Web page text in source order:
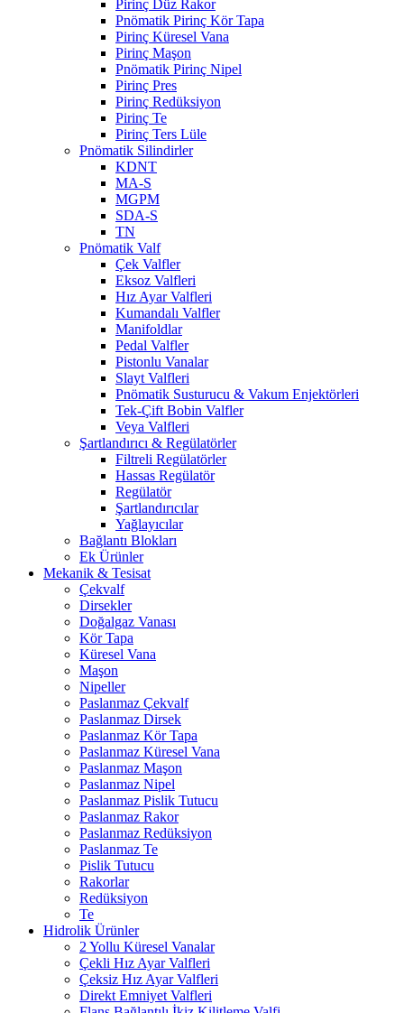
Pirinç Düz Rakor
Pnömatik Pirinç Kör Tapa
Pirinç Küresel Vana
Pirinç Maşon
Pnömatik Pirinç Nipel
Pirinç Pres
Pirinç Redüksiyon
Pirinç Te
Pirinç Ters Lüle
Pnömatik Silindirler
KDNT
MA-S
MGPM
SDA-S
TN
Pnömatik Valf
Çek Valfler
Eksoz Valfleri
Hız Ayar Valfleri
Kumandalı Valfler
Manifoldlar
Pedal Valfler
Pistonlu Vanalar
Slayt Valfleri
Pnömatik Susturucu & Vakum Enjektörleri
Tek-Çift Bobin Valfler
Veya Valfleri
Şartlandırıcı & Regülatörler
Filtreli Regülatörler
Hassas Regülatör
Regülatör
Şartlandırıcılar
Yağlayıcılar
Bağlantı Blokları
Ek Ürünler
Mekanik & Tesisat
Çekvalf
Dirsekler
Doğalgaz Vanası
Kör Tapa
Küresel Vana
Maşon
Nipeller
Paslanmaz Çekvalf
Paslanmaz Dirsek
Paslanmaz Kör Tapa
Paslanmaz Küresel Vana
Paslanmaz Maşon
Paslanmaz Nipel
Paslanmaz Pislik Tutucu
Paslanmaz Rakor
Paslanmaz Redüksiyon
Paslanmaz Te
Pislik Tutucu
Rakorlar
Redüksiyon
Te
Hidrolik Ürünler
2 Yollu Küresel Vanalar
Çekli Hız Ayar Valfleri
Çeksiz Hız Ayar Valfleri
Direkt Emniyet Valfleri